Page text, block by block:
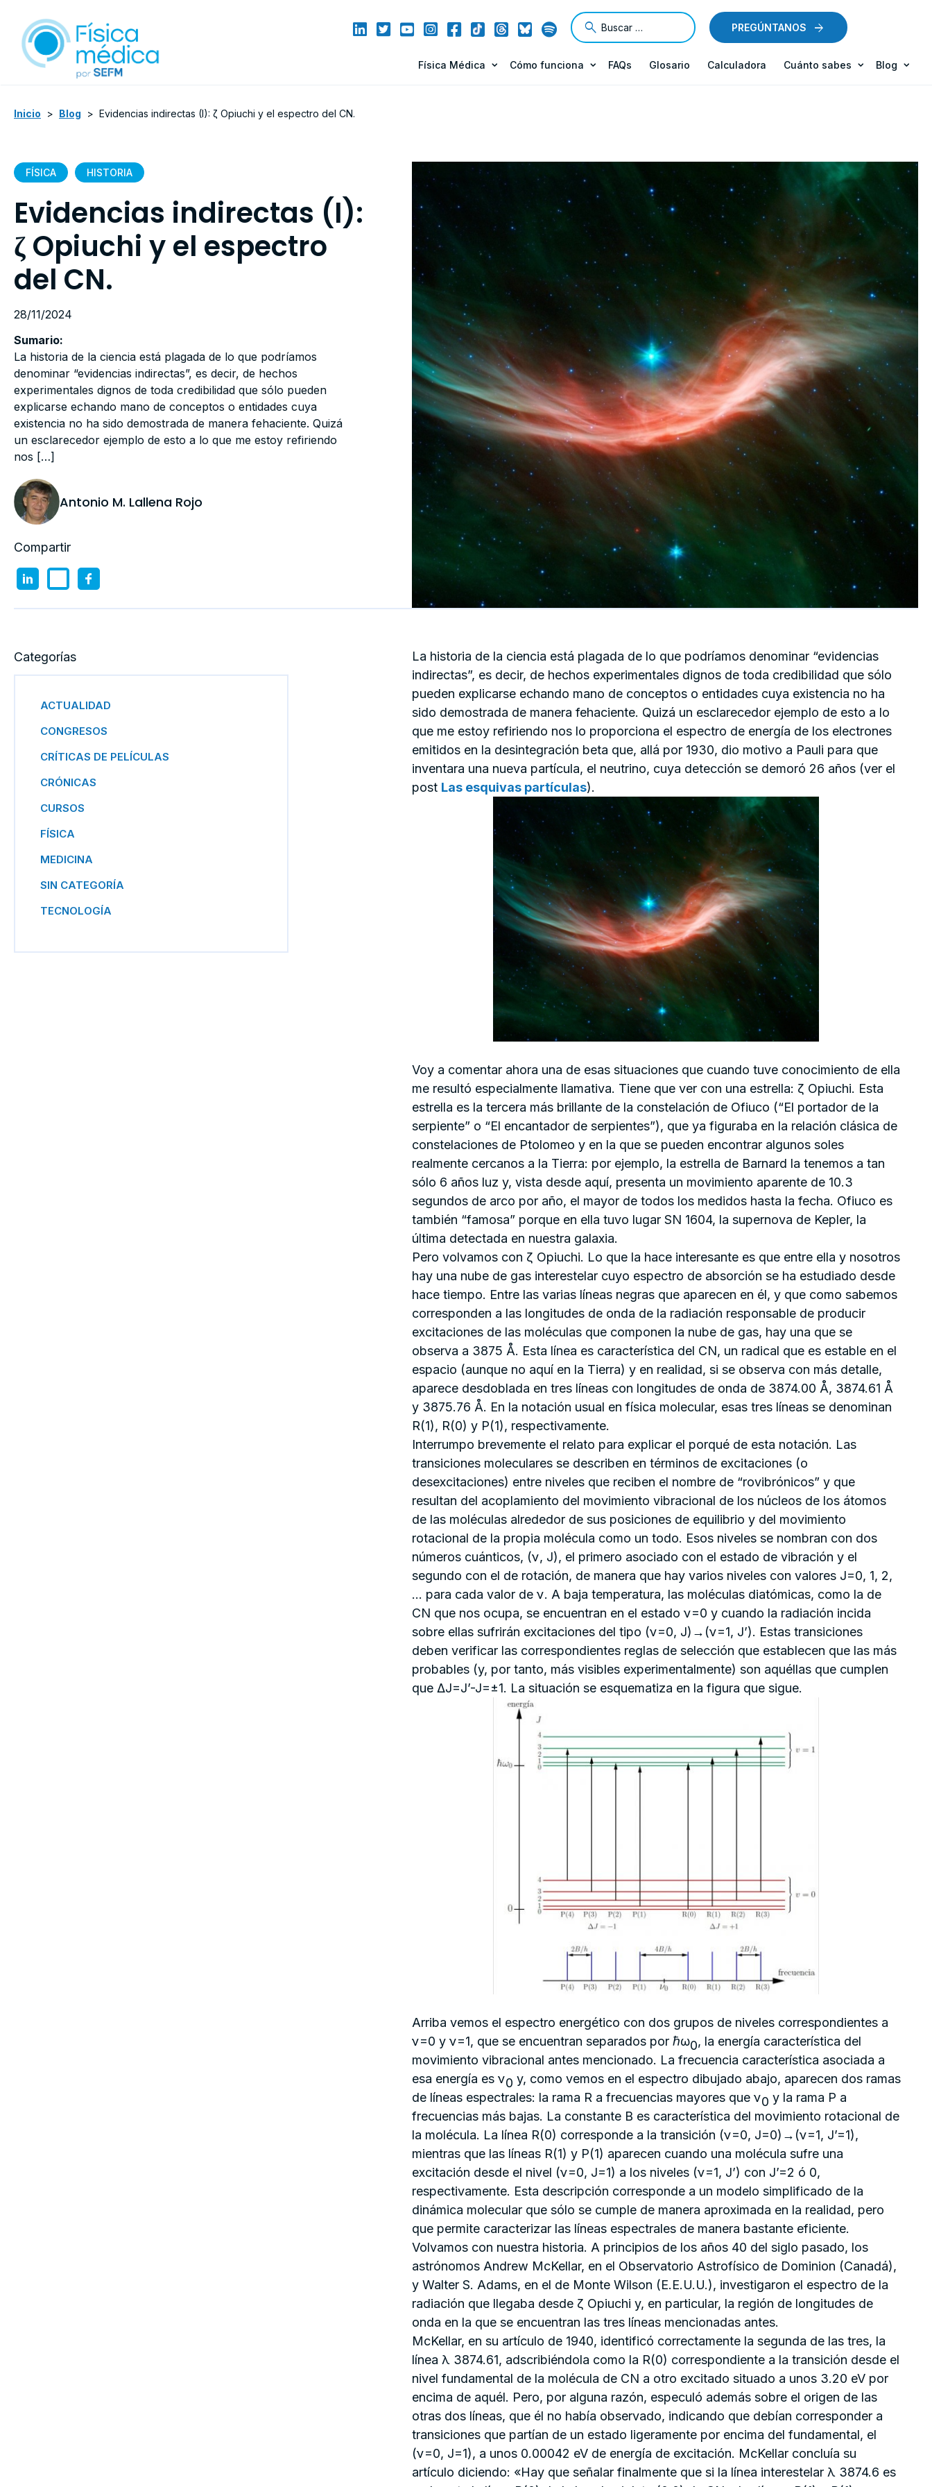
PREGÚNTANOS
Física Médica Cómo funciona FAQs Glosario Calculadora Cuánto sabes Blog
Inicio > Blog > Evidencias indirectas (I): ζ Opiuchi y el espectro del CN.
FÍSICA HISTORIA
Evidencias indirectas (I):
ζ Opiuchi y el espectro
del CN.
28/11/2024
Sumario:
La historia de la ciencia está plagada de lo que podríamos
denominar “evidencias indirectas”, es decir, de hechos
experimentales dignos de toda credibilidad que sólo pueden
explicarse echando mano de conceptos o entidades cuya
existencia no ha sido demostrada de manera fehaciente. Quizá
un esclarecedor ejemplo de esto a lo que me estoy refiriendo
nos […]
Antonio M. Lallena Rojo
Compartir
Categorías
ACTUALIDAD
CONGRESOS
CRÍTICAS DE PELÍCULAS
CRÓNICAS
CURSOS
FÍSICA
MEDICINA
SIN CATEGORÍA
TECNOLOGÍA
La historia de la ciencia está plagada de lo que podríamos denominar “evidencias
indirectas”, es decir, de hechos experimentales dignos de toda credibilidad que sólo
pueden explicarse echando mano de conceptos o entidades cuya existencia no ha
sido demostrada de manera fehaciente. Quizá un esclarecedor ejemplo de esto a lo
que me estoy refiriendo nos lo proporciona el espectro de energía de los electrones
emitidos en la desintegración beta que, allá por 1930, dio motivo a Pauli para que
inventara una nueva partícula, el neutrino, cuya detección se demoró 26 años (ver el
post Las esquivas partículas).
Voy a comentar ahora una de esas situaciones que cuando tuve conocimiento de ella
me resultó especialmente llamativa. Tiene que ver con una estrella: ζ Opiuchi. Esta
estrella es la tercera más brillante de la constelación de Ofiuco (“El portador de la
serpiente” o “El encantador de serpientes”), que ya figuraba en la relación clásica de
constelaciones de Ptolomeo y en la que se pueden encontrar algunos soles
realmente cercanos a la Tierra: por ejemplo, la estrella de Barnard la tenemos a tan
sólo 6 años luz y, vista desde aquí, presenta un movimiento aparente de 10.3
segundos de arco por año, el mayor de todos los medidos hasta la fecha. Ofiuco es
también “famosa” porque en ella tuvo lugar SN 1604, la supernova de Kepler, la
última detectada en nuestra galaxia.
Pero volvamos con ζ Opiuchi. Lo que la hace interesante es que entre ella y nosotros
hay una nube de gas interestelar cuyo espectro de absorción se ha estudiado desde
hace tiempo. Entre las varias líneas negras que aparecen en él, y que como sabemos
corresponden a las longitudes de onda de la radiación responsable de producir
excitaciones de las moléculas que componen la nube de gas, hay una que se
observa a 3875 Å. Esta línea es característica del CN, un radical que es estable en el
espacio (aunque no aquí en la Tierra) y en realidad, si se observa con más detalle,
aparece desdoblada en tres líneas con longitudes de onda de 3874.00 Å, 3874.61 Å
y 3875.76 Å. En la notación usual en física molecular, esas tres líneas se denominan
R(1), R(0) y P(1), respectivamente.
Interrumpo brevemente el relato para explicar el porqué de esta notación. Las
transiciones moleculares se describen en términos de excitaciones (o
desexcitaciones) entre niveles que reciben el nombre de “rovibrónicos” y que
resultan del acoplamiento del movimiento vibracional de los núcleos de los átomos
de las moléculas alrededor de sus posiciones de equilibrio y del movimiento
rotacional de la propia molécula como un todo. Esos niveles se nombran con dos
números cuánticos, (ν, J), el primero asociado con el estado de vibración y el
segundo con el de rotación, de manera que hay varios niveles con valores J=0, 1, 2,
… para cada valor de ν. A baja temperatura, las moléculas diatómicas, como la de
CN que nos ocupa, se encuentran en el estado ν=0 y cuando la radiación incida
sobre ellas sufrirán excitaciones del tipo (ν=0, J)→(ν=1, J’). Estas transiciones
deben verificar las correspondientes reglas de selección que establecen que las más
probables (y, por tanto, más visibles experimentalmente) son aquéllas que cumplen
que ΔJ=J’-J=±1. La situación se esquematiza en la figura que sigue.
Arriba vemos el espectro energético con dos grupos de niveles correspondientes a
ν=0 y ν=1, que se encuentran separados por ℏω0, la energía característica del
movimiento vibracional antes mencionado. La frecuencia característica asociada a
esa energía es ν0 y, como vemos en el espectro dibujado abajo, aparecen dos ramas
de líneas espectrales: la rama R a frecuencias mayores que ν0 y la rama P a
frecuencias más bajas. La constante B es característica del movimiento rotacional de
la molécula. La línea R(0) corresponde a la transición (ν=0, J=0)→(ν=1, J’=1),
mientras que las líneas R(1) y P(1) aparecen cuando una molécula sufre una
excitación desde el nivel (ν=0, J=1) a los niveles (ν=1, J’) con J’=2 ó 0,
respectivamente. Esta descripción corresponde a un modelo simplificado de la
dinámica molecular que sólo se cumple de manera aproximada en la realidad, pero
que permite caracterizar las líneas espectrales de manera bastante eficiente.
Volvamos con nuestra historia. A principios de los años 40 del siglo pasado, los
astrónomos Andrew McKellar, en el Observatorio Astrofísico de Dominion (Canadá),
y Walter S. Adams, en el de Monte Wilson (E.E.U.U.), investigaron el espectro de la
radiación que llegaba desde ζ Opiuchi y, en particular, la región de longitudes de
onda en la que se encuentran las tres líneas mencionadas antes.
McKellar, en su artículo de 1940, identificó correctamente la segunda de las tres, la
línea λ 3874.61, adscribiéndola como la R(0) correspondiente a la transición desde el
nivel fundamental de la molécula de CN a otro excitado situado a unos 3.20 eV por
encima de aquél. Pero, por alguna razón, especuló además sobre el origen de las
otras dos líneas, que él no había observado, indicando que debían corresponder a
transiciones que partían de un estado ligeramente por encima del fundamental, el
(ν=0, J=1), a unos 0.00042 eV de energía de excitación. McKellar concluía su
artículo diciendo: «Hay que señalar finalmente que si la línea interestelar λ 3874.6 es